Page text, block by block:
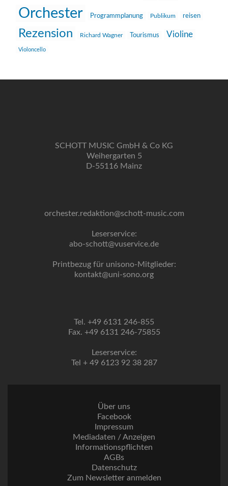
Orchester Programmplanung Publikum reisen
Rezension Richard Wagner Tourismus Violine
Violoncello
SCHOTT MUSIC GmbH & Co KG
Weihergarten 5
D-55116 Mainz
orchester.redaktion@schott-music.com
Leserservice:
abo-schott@vuservice.de
Printbezug für unisono-Mitglieder:
kontakt@uni-sono.org
Tel. +49 6131 246-855
Fax. +49 6131 246-75855
Leserservice:
Tel + 49 6123 92 38 287
Über uns
Facebook
Impressum
Mediadaten / Anzeigen
Informationspflichten
AGBs
Datenschutz
Zum Newsletter anmelden